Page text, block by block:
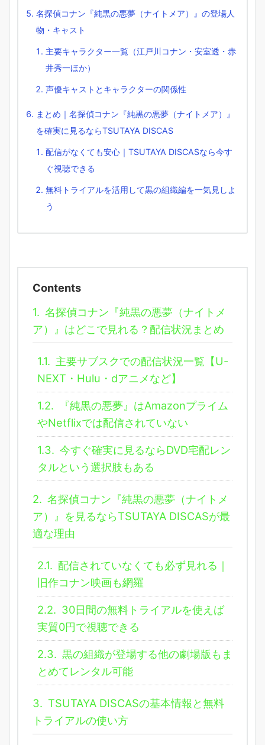
名探偵コナン『純黒の悪夢（ナイトメア）』の登場人
物・キャスト
主要キャラクター一覧（江戸川コナン・安室透・赤
井秀一ほか）
声優キャストとキャラクターの関係性
まとめ｜名探偵コナン『純黒の悪夢（ナイトメア）』
を確実に見るならTSUTAYA DISCAS
配信がなくても安心｜TSUTAYA DISCASなら今す
ぐ視聴できる
無料トライアルを活用して黒の組織編を一気見しよ
う
Contents
1. 名探偵コナン『純黒の悪夢（ナイトメ
ア）』はどこで見れる？配信状況まとめ
1.1. 主要サブスクでの配信状況一覧【U-
NEXT・Hulu・dアニメなど】
1.2.
『純黒の悪夢』はAmazonプライム
やNetflixでは配信されていない
1.3. 今すぐ確実に見るならDVD宅配レン
タルという選択肢もある
2. 名探偵コナン『純黒の悪夢（ナイトメ
ア）』を見るならTSUTAYA DISCASが最
適な理由
2.1. 配信されていなくても必ず見れる｜
旧作コナン映画も網羅
2.2. 30日間の無料トライアルを使えば
実質0円で視聴できる
2.3. 黒の組織が登場する他の劇場版もま
とめてレンタル可能
3. TSUTAYA DISCASの基本情報と無料
トライアルの使い方